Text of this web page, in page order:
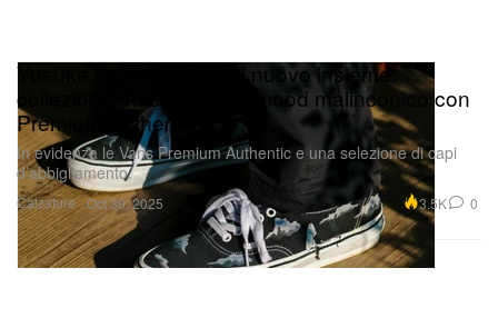
Calzature
Yusuke Hanai e Vans di nuovo insieme:
collezione autunnale dal mood malinconico con
Premium Authentic
In evidenza le Vans Premium Authentic e una selezione di capi
d’abbigliamento.
Oct 30, 2025 3.5K 0